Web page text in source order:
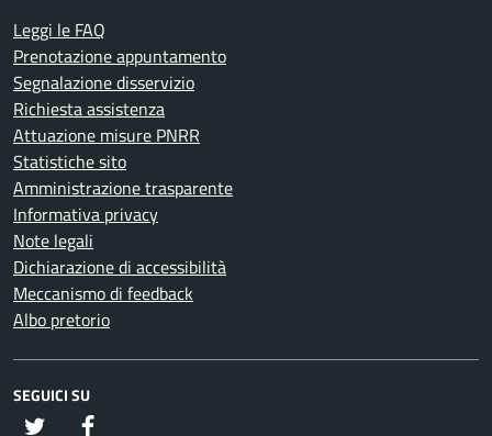
Leggi le FAQ
Prenotazione appuntamento
Segnalazione disservizio
Richiesta assistenza
Attuazione misure PNRR
Statistiche sito
Amministrazione trasparente
Informativa privacy
Note legali
Dichiarazione di accessibilità
Meccanismo di feedback
Albo pretorio
SEGUICI SU
twitter